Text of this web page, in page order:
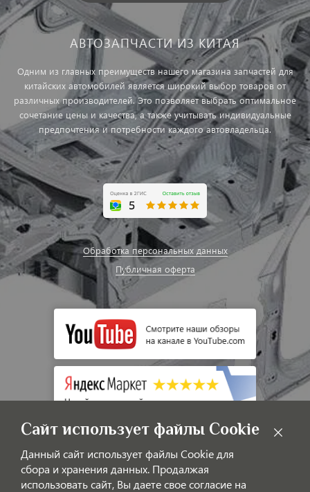
АВТОЗАПЧАСТИ ИЗ КИТАЯ
Одним из главных преимуществ нашего магазина запчастей для
китайских автомобилей является широкий выбор товаров от
различных производителей. Это позволяет выбрать оптимальное
сочетание цены и качества, а также учитывать индивидуальные
предпочтения и потребности каждого автовладельца.
Обработка персональных данных
Публичная оферта
Сайт использует файлы Cookie
Данный сайт использует файлы Cookie для
сбора и хранения данных. Продалжая
использовать сайт, Вы даете свое согласие на